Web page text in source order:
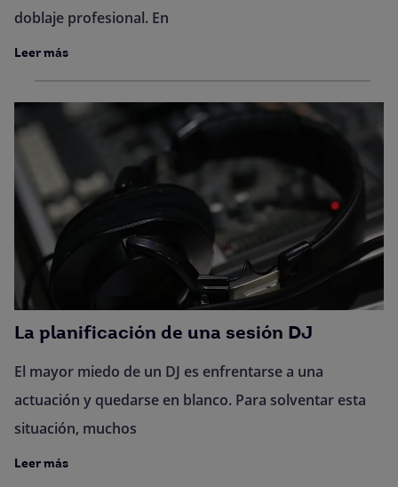
doblaje profesional. En
Leer más
La planificación de una sesión DJ
El mayor miedo de un DJ es enfrentarse a una
actuación y quedarse en blanco. Para solventar esta
situación, muchos
Leer más